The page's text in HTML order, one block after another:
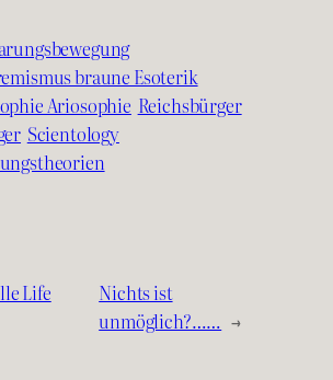
braune Esoterik
Ariosophie Reichsbürger
Scientology
Life
Nichts ist
unmöglich?…… →